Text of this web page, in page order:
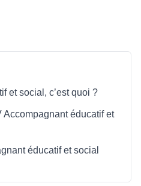
et social, c’est quoi ?
éducatif et
éducatif et social